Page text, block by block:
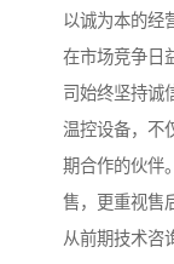
以诚为本的经
在市场竞争日
司始终坚持诚
温控设备，不
期合作的伙伴
售，更重视售
从前期技术咨